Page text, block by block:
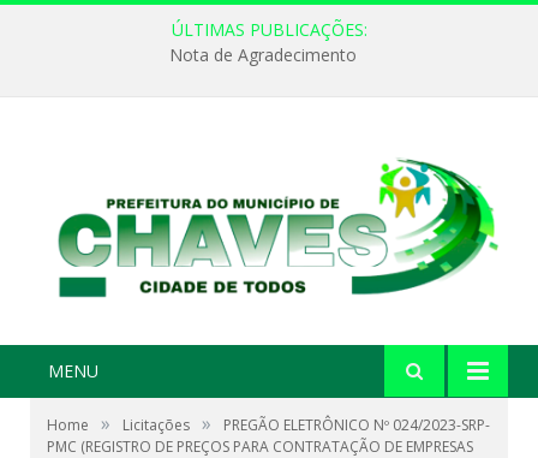
ÚLTIMAS PUBLICAÇÕES:
Nota de Agradecimento
MENU
Home » Licitações »
PREGÃO ELETRÔNICO Nº 024/2023-SRP-
PMC (REGISTRO DE PREÇOS PARA CONTRATAÇÃO DE EMPRESAS